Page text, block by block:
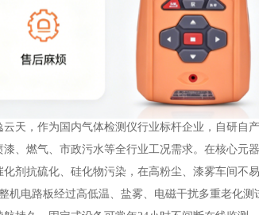
云天，作为国 内气体检测仪行业标杆企业，自研自
、燃气、市政污水等全行业工况需求。在核心元
剂抗硫化、硅化物污染，在高粉尘、漆雾车间不
机电路板经过高低温、盐雾、电磁干扰多重老化测